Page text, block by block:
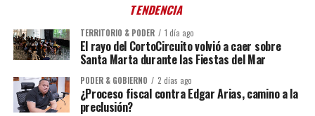
TENDENCIA
TERRITORIO & PODER 1 día ago
El rayo del CortoCircuito volvió a caer sobre
Santa Marta durante las Fiestas del Mar
PODER & GOBIERNO 2 días ago
¿Proceso fiscal contra Edgar Arias, camino a la
preclusión?